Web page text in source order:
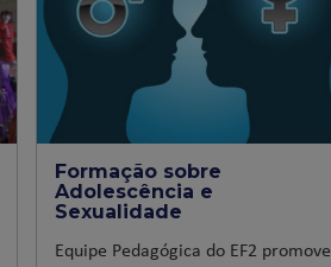
Formação sobre
Adolescência e
Sexualidade
Equipe Pedagógica do EF2 promove